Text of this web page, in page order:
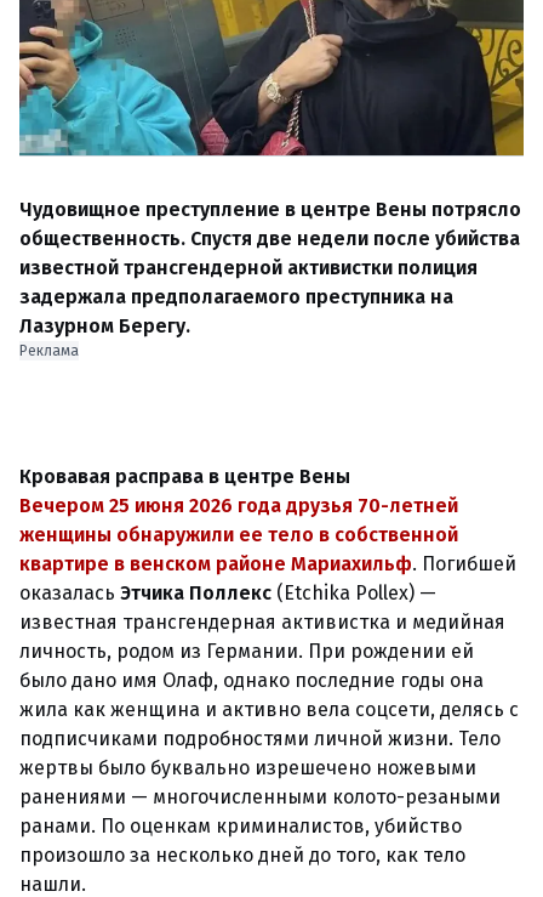
Чудовищное преступление в центре Вены потрясло
общественность. Спустя две недели после убийства
известной трансгендерной активистки полиция
задержала предполагаемого преступника на
Лазурном Берегу.
Реклама
Кровавая расправа в центре Вены
Вечером 25 июня 2026 года друзья 70-летней
женщины обнаружили ее тело в собственной
квартире в венском районе Мариахильф. Погибшей
оказалась Этчика Поллекс (Etchika Pollex) —
известная трансгендерная активистка и медийная
личность, родом из Германии. При рождении ей
было дано имя Олаф, однако последние годы она
жила как женщина и активно вела соцсети, делясь с
подписчиками подробностями личной жизни. Тело
жертвы было буквально изрешечено ножевыми
ранениями — многочисленными колото-резаными
ранами. По оценкам криминалистов, убийство
произошло за несколько дней до того, как тело
нашли.